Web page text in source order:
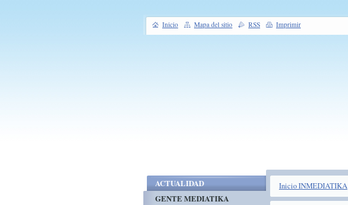
Inicio INMEDIATIKA
ACTUALIDAD
GENTE MEDIATIKA
Inicio Mapa del sitio RSS Imprimir